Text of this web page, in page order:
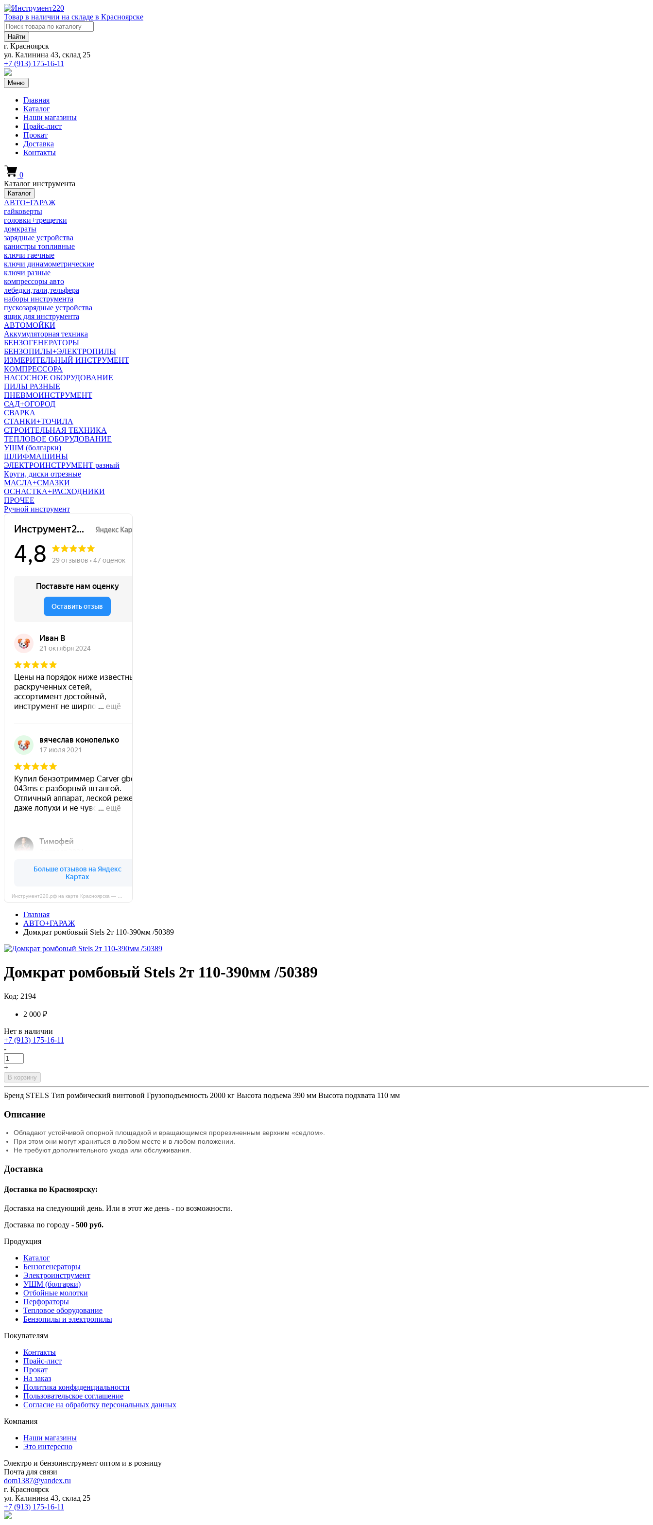
Товар в наличии на складе в Красноярске
Найти
г. Красноярск
ул. Калинина 43, склад 25
+7 (913) 175-16-11
Меню
Главная
Каталог
Наши магазины
Прайс-лист
Прокат
Доставка
Контакты
0
Каталог инструмента
Каталог
АВТО+ГАРАЖ
гайковерты
головки+трещетки
домкраты
зарядные устройства
канистры топливные
ключи гаечные
ключи динамометрические
ключи разные
компрессоры авто
лебедки,тали,тельфера
наборы инструмента
пускозарядные устройства
ящик для инструмента
АВТОМОЙКИ
Аккумуляторная техника
БЕНЗОГЕНЕРАТОРЫ
БЕНЗОПИЛЫ+ЭЛЕКТРОПИЛЫ
ИЗМЕРИТЕЛЬНЫЙ ИНСТРУМЕНТ
КОМПРЕССОРА
НАСОСНОЕ ОБОРУДОВАНИЕ
ПИЛЫ РАЗНЫЕ
ПНЕВМОИНСТРУМЕНТ
САД+ОГОРОД
СВАРКА
СТАНКИ+ТОЧИЛА
СТРОИТЕЛЬНАЯ ТЕХНИКА
ТЕПЛОВОЕ ОБОРУДОВАНИЕ
УШМ (болгарки)
ШЛИФМАШИНЫ
ЭЛЕКТРОИНСТРУМЕНТ разный
Круги, диски отрезные
МАСЛА+СМАЗКИ
ОСНАСТКА+РАСХОДНИКИ
ПРОЧЕЕ
Ручной инструмент
Главная
АВТО+ГАРАЖ
Домкрат ромбовый Stels 2т 110-390мм /50389
Домкрат ромбовый Stels 2т 110-390мм /50389
Код: 2194
2 000 ₽
Нет в наличии
+7 (913) 175-16-11
-
+
В корзину
Бренд STELS Тип ромбический винтовой Грузоподъемность 2000 кг Высота подъема 390 мм Высота подхвата 110 мм
Описание
Обладают устойчивой опорной площадкой и вращающимся прорезиненным верхним «седлом».
При этом они могут храниться в любом месте и в любом положении.
Не требуют дополнительного ухода или обслуживания.
Доставка
Доставка по Красноярску:
Доставка на следующий день. Или в этот же день - по возможности.
Доставка по городу - 500 руб.
Продукция
Каталог
Бензогенераторы
Электроинструмент
УШМ (болгарки)
Отбойные молотки
Перфораторы
Тепловое оборудование
Бензопилы и электропилы
Покупателям
Контакты
Прайс-лист
Прокат
На заказ
Политика конфиденциальности
Пользовательское соглашение
Согласие на обработку персональных данных
Компания
Наши магазины
Это интересно
Электро и бензоинструмент оптом и в розницу
Почта для связи
dom1387@yandex.ru
г. Красноярск
ул. Калинина 43, склад 25
+7 (913) 175-16-11